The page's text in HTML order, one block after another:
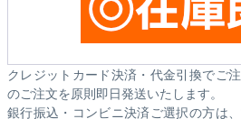
クレジットカード決済・代金引換でご
のご注文を原則即日発送いたします。
銀行振込・コンビニ決済ご選択の方は